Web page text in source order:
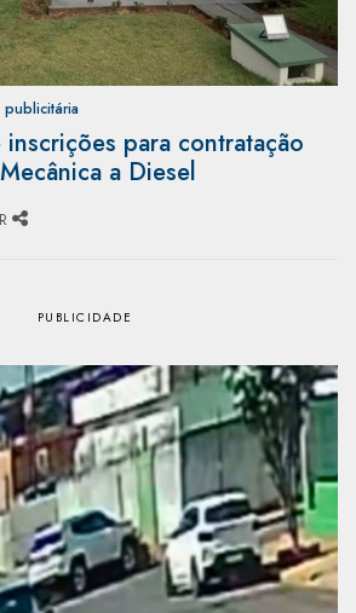
publicitária
inscrições para contratação
a Diesel